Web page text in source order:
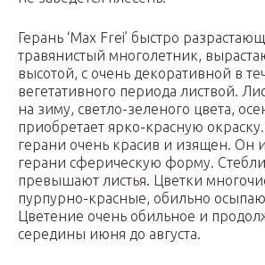
Герань ‘Max Frei’ быстро
травянистый многолетник,
высотой, с очень декоративной в
вегетативного периода листвой.
на зиму, светло-зеленого цвета,
приобретает ярко-красную
герани очень красив и изящен. Он
герани сферическую форму.
превышают листья. Цветки
пурпурно-красные, обильно
Цветение очень обильное и
середины июня до августа.